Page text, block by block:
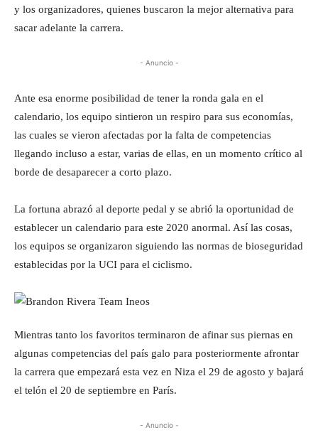
y los organizadores, quienes buscaron la mejor alternativa para
sacar adelante la carrera.
- Anuncio -
Ante esa enorme posibilidad de tener la ronda gala en el
calendario, los equipo sintieron un respiro para sus economías,
las cuales se vieron afectadas por la falta de competencias
llegando incluso a estar, varias de ellas, en un momento crítico al
borde de desaparecer a corto plazo.
La fortuna abrazó al deporte pedal y se abrió la oportunidad de
establecer un calendario para este 2020 anormal. Así las cosas,
los equipos se organizaron siguiendo las normas de bioseguridad
establecidas por la UCI para el ciclismo.
Mientras tanto los favoritos terminaron de afinar sus piernas en
algunas competencias del país galo para posteriormente afrontar
la carrera que empezará esta vez en Niza el 29 de agosto y bajará
el telón el 20 de septiembre en París.
- Anuncio -